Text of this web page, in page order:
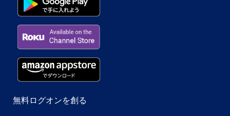
無料ログオンを創る